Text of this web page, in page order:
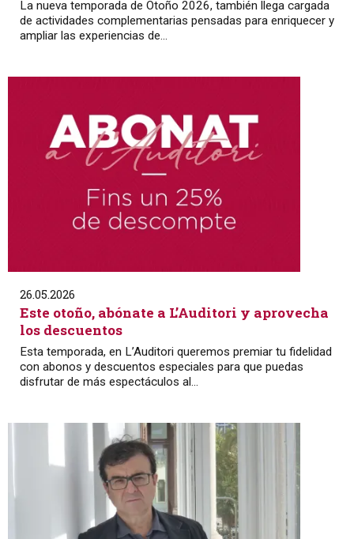
La nueva temporada de Otoño 2026, también llega cargada
de actividades complementarias pensadas para enriquecer y
ampliar las experiencias de...
26.05.2026
Este otoño, abónate a L’Auditori y aprovecha
los descuentos
Esta temporada, en L’Auditori queremos premiar tu fidelidad
con abonos y descuentos especiales para que puedas
disfrutar de más espectáculos al...